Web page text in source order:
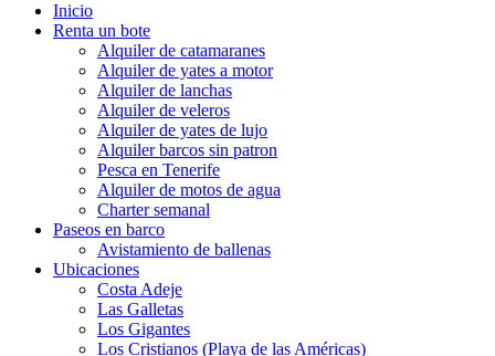
Inicio
Renta un bote
Alquiler de catamaranes
Alquiler de yates a motor
Alquiler de lanchas
Alquiler de veleros
Alquiler de yates de lujo
Alquiler barcos sin patron
Pesca en Tenerife
Alquiler de motos de agua
Charter semanal
Paseos en barco
Avistamiento de ballenas
Ubicaciones
Costa Adeje
Las Galletas
Los Gigantes
Los Cristianos (Playa de las Américas)